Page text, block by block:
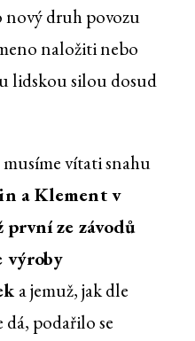
nový druh povozu
naložiti nebo
lidskou silou dosud
vítati snahu
a Klement v
první ze závodů
výroby
a jemuž, jak dle
dá, podařilo se